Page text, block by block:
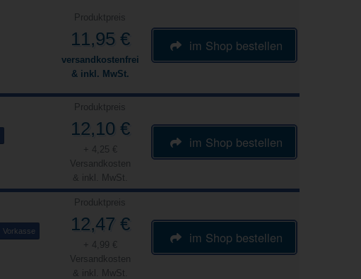
Produktpreis
11,95 €
versandkostenfrei
& inkl. MwSt.
im Shop bestellen
Produktpreis
12,10 €
+ 4,25 €
Versandkosten
& inkl. MwSt.
im Shop bestellen
Vorkasse
Produktpreis
12,47 €
+ 4,99 €
Versandkosten
& inkl. MwSt.
im Shop bestellen